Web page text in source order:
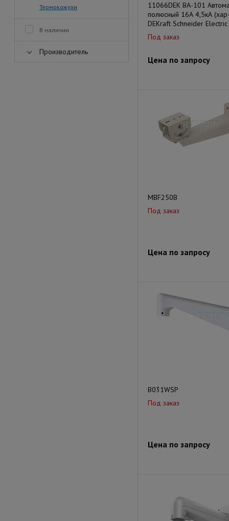
Термокожухи
В наличии
Производитель
11066DEK ВА-101
полюсный 16А 4,5кА
DEKraft Schneider Electric
Под заказ
Цена по запросу
MBF250B
Под заказ
Цена по запросу
B031WSP
Под заказ
Цена по запросу